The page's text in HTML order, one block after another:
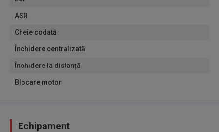
ASR
Cheie codată
Închidere centralizată
Închidere la distanță
Blocare motor
Echipament